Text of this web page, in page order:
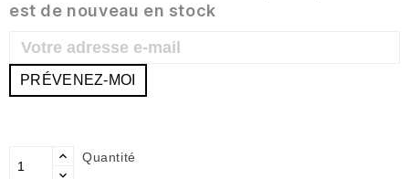
est de nouveau en stock
PRÉVENEZ-MOI
Quantité